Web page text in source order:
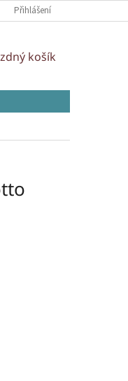
Přihlášení
košík